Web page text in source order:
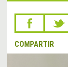
COMPARTIR